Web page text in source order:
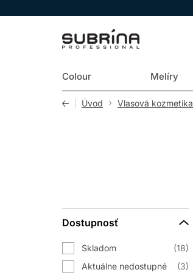
LOMAX
Colour Melíry
Úvod Vlasová kozmetika
Dostupnosť
Skladom
18
Aktuálne nedostupné
3